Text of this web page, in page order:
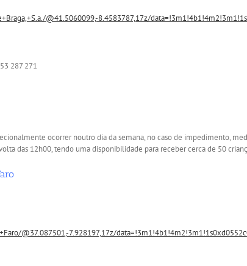
@41.5060099,-8.4583787,17z/
287 271
ocorrer noutro dia da semana, no caso de impedimento,
das 12h00, tendo uma disponibilidade para receber cerca de 50
@37.087501,-7.928197,17z/